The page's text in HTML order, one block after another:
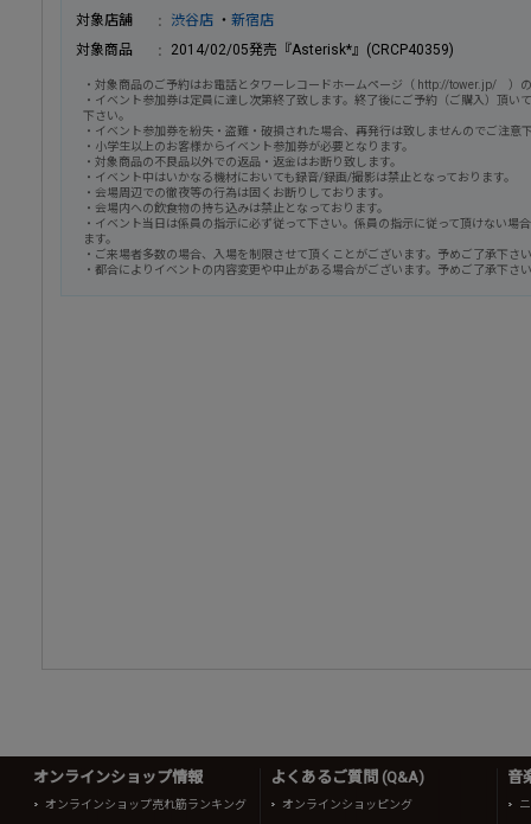
対象店舗
渋谷店・ 新宿店
対象商品
2014/02/05発売『Asterisk*』(CRCP40359)
・対象商品のご予約はお電話とタワーレコードホームページ（ http://tower.jp/ ）
・イベント参加券は定員に達し次第終了致します。終了後にご予約（ご購入）頂い
下さい。
・イベント参加券を紛失・盗難・破損された場合、再発行は致しませんのでご注意
・小学生以上のお客様からイベント参加券が必要となります。
・対象商品の不良品以外での返品・返金はお断り致します。
・イベント中はいかなる機材においても録音/録画/撮影は禁止となっております。
・会場周辺での徹夜等の行為は固くお断りしております。
・会場内への飲食物の持ち込みは禁止となっております。
・イベント当日は係員の指示に必ず従って下さい。係員の指示に従って頂けない場
ます。
・ご来場者多数の場合、入場を制限させて頂くことがございます。予めご了承下さ
・都合によりイベントの内容変更や中止がある場合がございます。予めご了承下さ
オンラインショップ情報
オンラインショップ売れ筋ランキング
よくあるご質問 (Q&A)
オンラインショッピング
音